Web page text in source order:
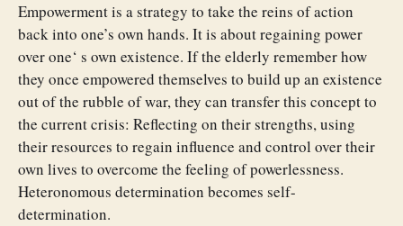
Empowerment is a strategy to take the reins of action
back into one’s own hands. It is about regaining power
over one‘ s own existence. If the elderly remember how
they once empowered themselves to build up an existence
out of the rubble of war, they can transfer this concept to
the current crisis: Reflecting on their strengths, using
their resources to regain influence and control over their
own lives to overcome the feeling of powerlessness.
Heteronomous determination becomes self-
determination.